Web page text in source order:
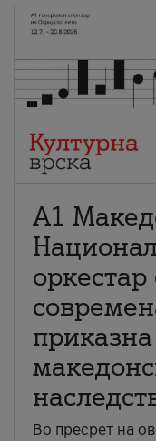
А1
оркестар
Во пресрет на